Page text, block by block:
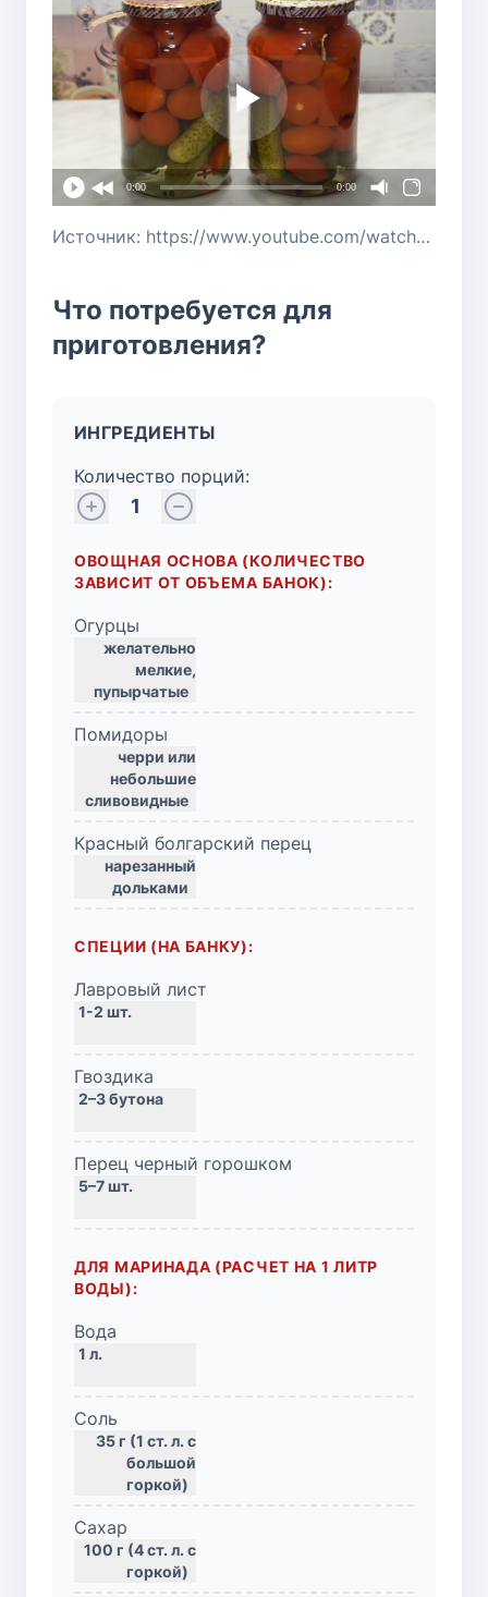
0:00 0:00
Источник: https://www.youtube.com/watch?v=W-f4iLxZkm0
Что потребуется для
приготовления?
ИНГРЕДИЕНТЫ
Количество порций:
1
ОВОЩНАЯ ОСНОВА (КОЛИЧЕСТВО
ЗАВИСИТ ОТ ОБЪЕМА БАНОК):
Огурцы
желательно
мелкие,
пупырчатые
Помидоры
черри или
небольшие
сливовидные
Красный болгарский перец
нарезанный
дольками
СПЕЦИИ (НА БАНКУ):
Лавровый лист
Гвоздика
Перец черный горошком
ДЛЯ МАРИНАДА (РАСЧЕТ НА 1 ЛИТР
ВОДЫ):
Вода
Соль
35 г (1 ст. л. с
большой
горкой)
Сахар
100 г (4 ст. л. с
горкой)